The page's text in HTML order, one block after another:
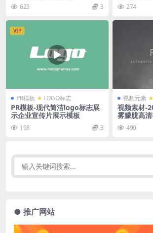
623 3 274
VIP
PR模板 LOGO标志
PR模板-现代简洁logo标志展
示企业宣传片展示模板
198 3
视频元素
视频素材-
雾朦胧高
tortions
490
● 推广网站